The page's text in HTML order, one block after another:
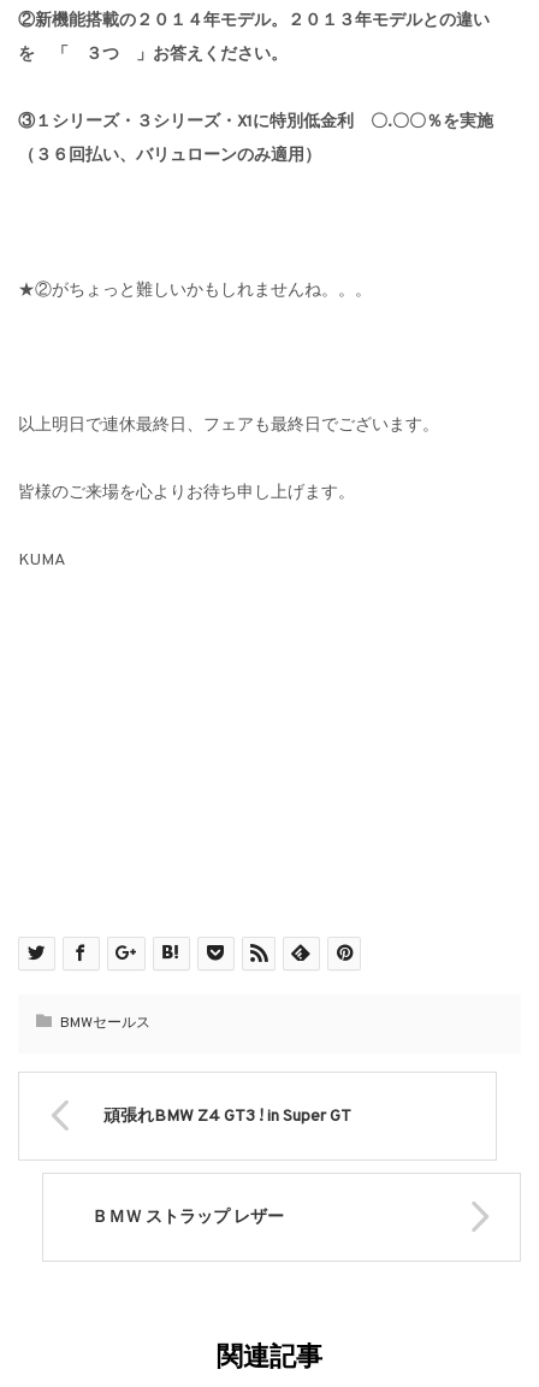
②新機能搭載の２０１４年モデル。２０１３年モデルとの違い
を 「 ３つ 」お答えください。
③１シリーズ・３シリーズ・X1に特別低金利 〇.〇〇％を実施
（３６回払い、バリュローンのみ適用）
★②がちょっと難しいかもしれませんね。。。
以上明日で連休最終日、フェアも最終日でございます。
皆様のご来場を心よりお待ち申し上げます。
KUMA
BMWセールス
頑張れBMW Z4 GT3 ! in Super GT
ＢＭＷ ストラップ レザー
関連記事